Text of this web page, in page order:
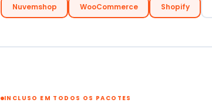
Nuvemshop WooCommerce Shopify
INCLUSO EM TODOS OS PACOTES